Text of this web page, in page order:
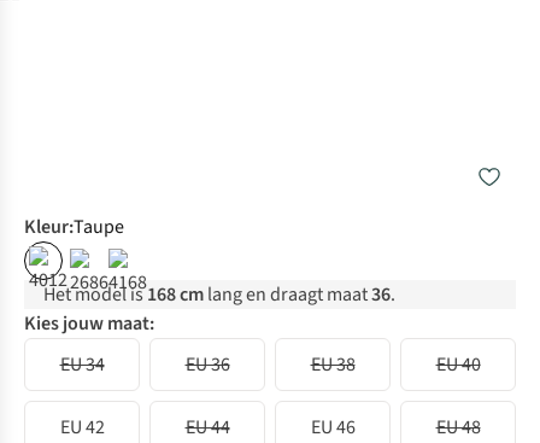
Kleur:Taupe
Het model is168 cmlang en draagt maat36.
Kies jouw maat:
EU 34
EU 36 EU 38 EU 40
EU 42 EU 44 EU 46 EU 48